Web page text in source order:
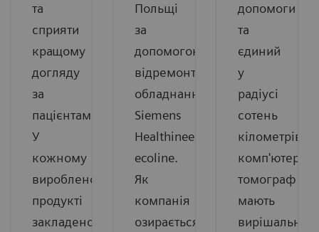
та
сприяти
кращому
догляду
за
пацієнтами.
У
кожному
виробленому
продукті
закладено
Польщі
за
допомогою
відремонтованого
обладнання
Siemens
Healthineers
ecoline.
Як
компанія
озирається
допомоги
та
єдиний
у
радіусі
сотень
кілометрів
томограф
мають
вирішальне